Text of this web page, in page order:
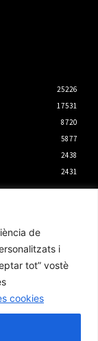
de
i
tot” vostè
cookies
25226
17531
8720
5877
2438
2431
al